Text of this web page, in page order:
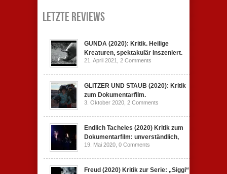
Letzte Reviews
GUNDA (2020): Kritik. Heilige
Kreaturen, spektakulär inszeniert.
21. April 2021, 2 Comments
GLITZER UND STAUB (2020): Kritik
zum Dokumentarfilm.
3. Oktober 2020, 2 Comments
Endlich Tacheles (2020) Kritik zum
Dokumentarfilm: unverständlich,
19. Mai 2020, 0 Comments
Freud (2020) Kritik zur Serie: „Siggi“